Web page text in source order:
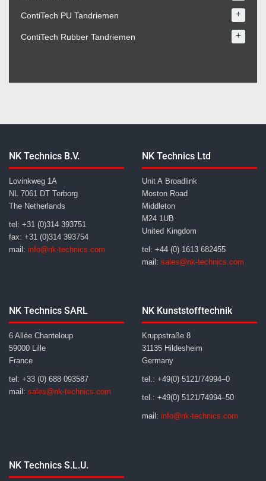
ContiTech PU Tandriemen +
ContiTech Rubber Tandriemen +
NK Technics B.V.
Lovinkweg 1A
NL 7061 DT Terborg
The Netherlands
tel: +31 (0)314 393751
fax: +31 (0)314 393754
mail: info@nk-technics.com
NK Technics Ltd
Unit A Broadlink
Moston Road
Middleton
M24 1UB
United Kingdom
tel: +44 (0) 1613 682455
mail: sales@nk-technics.com
NK Technics SARL
6 Allée Chanteloup
59000 Lille
France
tel: +33 (0) 688 093587
mail: sales@nk-technics.com
NK Kunststofftechnik
Kruppstraße 8
31135 Hildesheim
Germany
tel.: +49(0) 5121/74994–0
tel.: +49(0) 5121/74994–50
mail: info@nk-technics.com
NK Technics S.L.U.